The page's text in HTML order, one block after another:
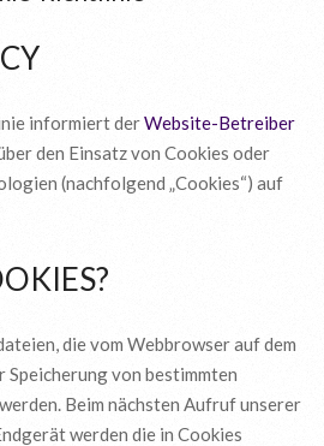
informiert derWebsite-Betreiber
den Einsatz von Cookies oder
(nachfolgend „Cookies“) auf
die vom Webbrowser auf dem
Speicherung von bestimmten
Beim nächsten Aufruf unserer
werden die in Cookies